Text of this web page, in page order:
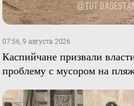
07:56, 9 августа 2026
Каспийчане призвали
проблему с мусором на